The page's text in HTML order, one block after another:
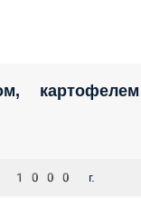
картофелем
1000 г.